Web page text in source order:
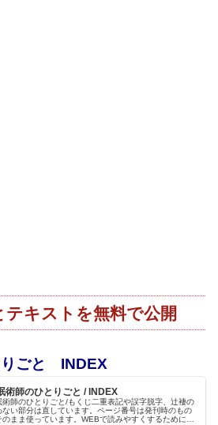
テキストを無料で公開
ごと INDEX
術師のひとりごと / INDEX
術師のひとりごと/もくじ二重表記や誤字脱字、辻褄の
ない部分は直しています。ページ番号は発刊時のもの
のまま使っています。WEBで読みやすくするために縦